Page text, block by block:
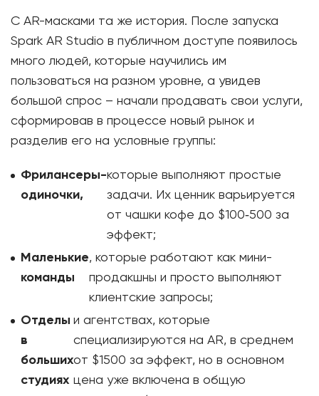
С AR-масками та же история. После запуска
Spark AR Studio в публичном доступе появилось
много людей, которые научились им
пользоваться на разном уровне, а увидев
большой спрос – начали продавать свои услуги,
сформировав в процессе новый рынок и
разделив его на условные группы:
Фрилансеры-
одиночки,
которые выполняют простые
задачи. Их ценник варьируется
от чашки кофе до $100‑500 за
эффект;
Маленькие
команды
, которые работают как мини-
продакшны и просто выполняют
клиентские запросы;
Отделы
в
больших
студиях
и агентствах, которые
специализируются на AR, в среднем
от $1500 за эффект, но в основном
цена уже включена в общую